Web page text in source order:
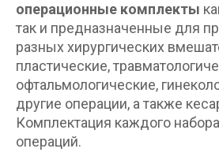
операционные комплекты
так и предназначенные для
разных хирургических
пластические,
офтальмологические,
другие операции, а также
Комплектация каждого
операций.